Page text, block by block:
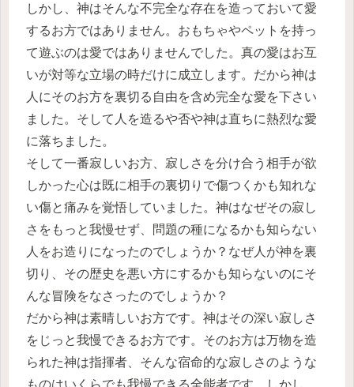
しかし、神はそんな不完全な存在を造っておいて愛
するお方ではありません。おもちゃやペットを持っ
て遊ぶのは愛ではありませんでした。真の愛はお互
いが対等な立場の時だけに成立します。だから神は
人にそのお方を裏切る自由を含め完全な愛を下さい
ました。そして人を造るや否や神は直ちに熱烈な愛
に落ちました。
そして一番寂しいお方、寂しさを分け合う相手が欲
しかった心は既に相手の裏切りで傷つくかも知れな
い傷と痛みを覚悟していました。神はなぜその寂し
さをもっと我慢せず、問題の種になるかも知らない
人をお造りになったのでしょうか？なぜ人が神を裏
切り、その歴史を悪い方にするかも知らないのにそ
んな冒険をなさったのでしょうか？
だから神は素晴しいお方です。神はその深い寂しさ
をじっと我慢できるお方です。そのお方は万物を造
られた神は指揮者、そんな宿命的な寂しさのような
ものはいくらでも我慢できる全能者です。しかし、